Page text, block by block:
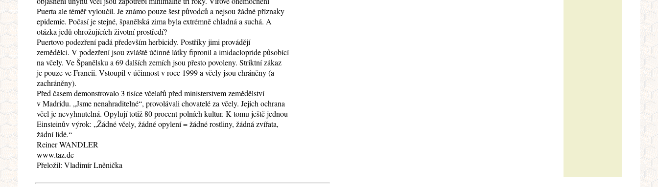
Puerta ale téměř vyloučil. Je známo pouze šest původců a nejsou žádné příznaky
epidemie. Počasí je stejné, španělská zima byla extrémně chladná a suchá. A
otázka jedů ohrožujících životní prostředí?
Puertovo podezření padá především herbicidy. Postřiky jimi provádějí
zemědělci. V podezření jsou zvláště účinné látky fipronil a imidaclopride působící
na včely. Ve Španělsku a 69 dalších zemích jsou přesto povoleny. Striktní zákaz
je pouze ve Francii. Vstoupil v účinnost v roce 1999 a včely jsou chráněny (a
zachráněny).
Před časem demonstrovalo 3 tisíce včelařů před ministerstvem zemědělství
v Madridu. „Jsme nenahraditelné“, provolávali chovatelé za včely. Jejich ochrana
včel je nevyhnutelná. Opylují totiž 80 procent polních kultur. K tomu ještě jednou
Einsteinův výrok: „Žádné včely, žádné opylení = žádné rostliny, žádná zvířata,
žádní lidé.“
Reiner WANDLER
www.taz.de
Přeložil: Vladimír Lněnička